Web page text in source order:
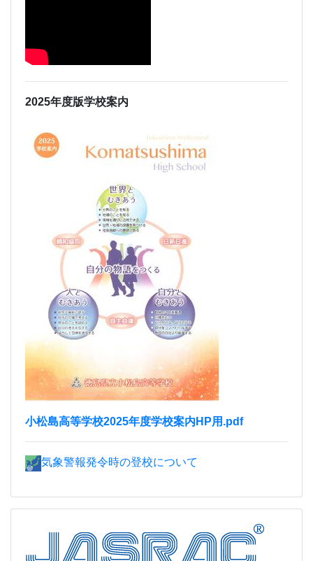
2025年度版学校案内
小松島高等学校2025年度学校案内HP用.pdf
気象警報発令時の登校について